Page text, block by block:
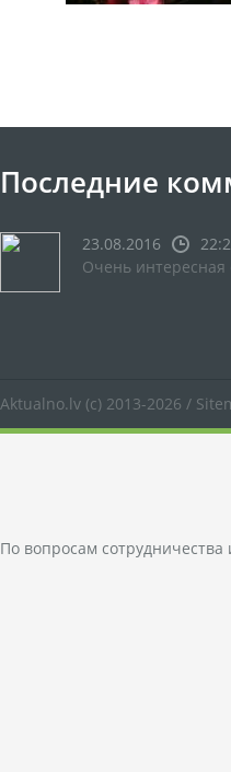
Последние
23.08.2016
Очень интересная
Aktualno.lv (c) 2013-2026 /
По вопросам